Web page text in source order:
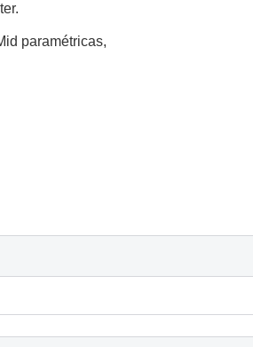
paramétricas,